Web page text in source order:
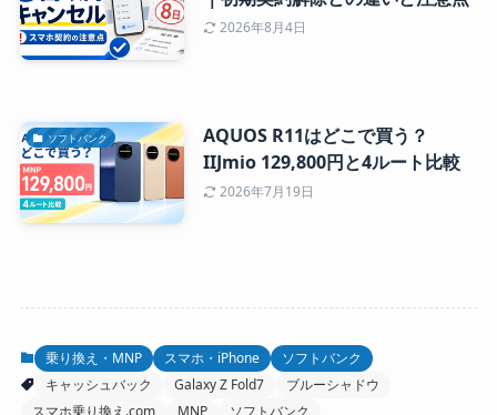
2026年8月4日
ソフトバンク
AQUOS R11はどこで買う？
IIJmio 129,800円と4ルート比較
2026年7月19日
乗り換え・MNP スマホ・iPhone
ソフトバンク
キャッシュバック
Galaxy Z Fold7
ブルーシャドウ
スマホ乗り換え.com
MNP ソフトバンク